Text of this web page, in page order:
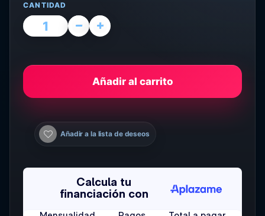
CANTIDAD
Añadir al carrito
Añadir a la lista de deseos